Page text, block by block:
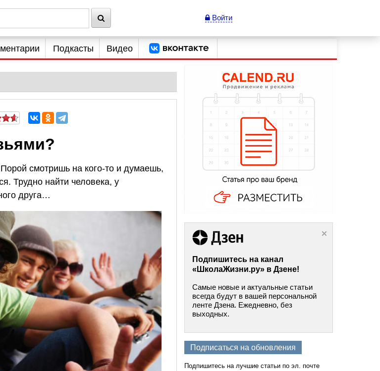
Войти
Подкасты Видео
смотришь на кого-то и думаешь,
Трудно найти человека, у
друга…
Подпишитесь на канал
«ШколаЖизни.ру» в Дзене!
Самые новые и актуальные статьи
всегда будут в вашей персональной
ленте Дзена. Ежедневно, без
выходных.
Подписаться на обновления
Подпишитесь на лучшие статьи по эл. почте